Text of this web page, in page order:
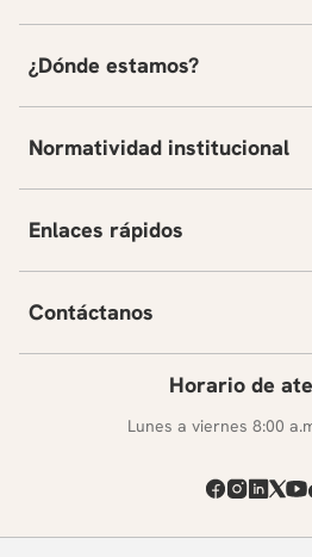
¿Dónde estamos?
Normatividad institucional
Enlaces rápidos
Contáctanos
Horario de
Lunes a viernes 8:00